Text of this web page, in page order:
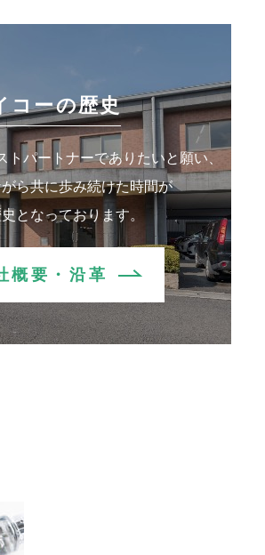
コーの歴史
パートナーでありたいと願い、
ら共に歩み続けた時間が
となっております。
概要・沿革